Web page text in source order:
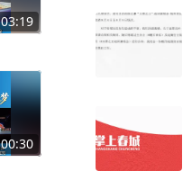
03:19
00:30